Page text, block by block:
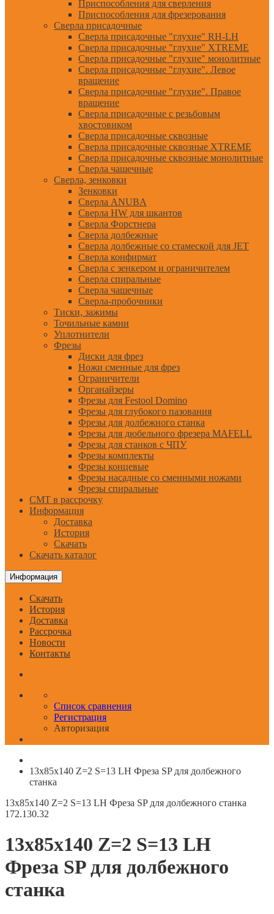
Приспособления для сверления
Приспособления для фрезерования
Сверла присадочные
Сверла присадочные "глухие" RH-LH
Сверла присадочные "глухие" XTREME
Сверла присадочные "глухие" монолитные
Сверла присадочные "глухие". Левое
вращение
Сверла присадочные "глухие". Правое
вращение
Сверла присадочные с резьбовым
хвостовиком
Сверла присадочные сквозные
Сверла присадочные сквозные XTREME
Сверла присадочные сквозные монолитные
Сверла чашечные
Сверла, зенковки
Зенковки
Сверла ANUBA
Сверла HW для шкантов
Сверла Форстнера
Сверла долбежные
Сверла долбежные со стамеской для JET
Сверла конфирмат
Сверла с зенкером и ограничителем
Сверла спиральные
Сверла чашечные
Сверла-пробочники
Тиски, зажимы
Точильные камни
Уплотнители
Фрезы
Диски для фрез
Ножи сменные для фрез
Ограничители
Органайзеры
Фрезы для Festool Domino
Фрезы для глубокого пазования
Фрезы для долбежного станка
Фрезы для дюбельного фрезера MAFELL
Фрезы для станков с ЧПУ
Фрезы комплекты
Фрезы концевые
Фрезы насадные со сменными ножами
Фрезы спиральные
CMT в рассрочку
Информация
Доставка
История
Скачать
Скачать каталог
Информация
Скачать
История
Доставка
Рассрочка
Новости
Контакты
Список сравнения
Регистрация
Авторизация
13x85x140 Z=2 S=13 LH Фреза SP для долбежного
станка
13x85x140 Z=2 S=13 LH Фреза SP для долбежного станка
172.130.32
13x85x140 Z=2 S=13 LH
Фреза SP для долбежного
станка